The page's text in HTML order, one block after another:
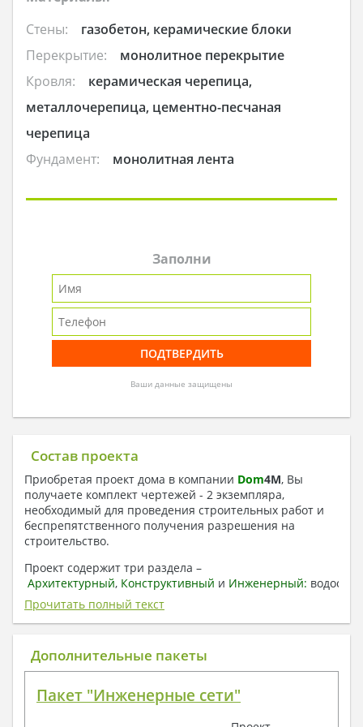
Стены:
газобетон, керамические блоки
Перекрытие:
монолитное перекрытие
Кровля:
керамическая черепица,
металлочерепица, цементно-песчаная
черепица
Фундамент:
монолитная лента
Заполни
Ваши данные защищены
Состав проекта
Приобретая проект дома в компании Dom4M, Вы
получаете комплект чертежей - 2 экземпляра,
необходимый для проведения строительных работ и
беспрепятственного получения разрешения на
строительство.
Проект содержит три раздела –
Архитектурный, Конструктивный и Инженерный:
отопление, вентиляция, канализация,
электроснабжение (приобретается за дополнительную
плату) + Пояснительная записка.
1. Архитектурный раздел:
План координационных осей
Прочитать полный текст
Дополнительные пакеты
Пакет "Инженерные сети"